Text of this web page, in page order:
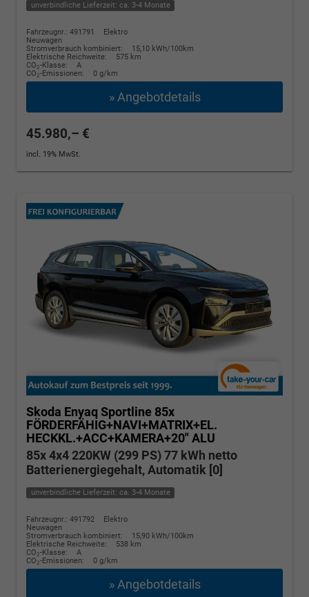
unverbindliche Lieferzeit: ca. 3-4 Monate
Fahrzeugnr.: 491791
Elektro
Neuwagen
Stromverbrauch kombiniert:
15,10 kWh/100km
Elektrische Reichweite:
575 km
CO2-Klasse:
A
CO2-Emissionen: 0 g/km
» Angebotdetails
45.980,– €
incl. 19% MwSt.
Skoda Enyaq Sportline 85x
FÖRDERFÄHIG+NAVI+MATRIX+EL.
HECKKL.+ACC+KAMERA+20" ALU
85x 4x4 220KW (299 PS) 77 kWh netto
Batterienergiegehalt, Automatik [0]
unverbindliche Lieferzeit: ca. 3-4 Monate
Fahrzeugnr.: 491792
Elektro
Neuwagen
Stromverbrauch kombiniert:
15,90 kWh/100km
Elektrische Reichweite:
538 km
CO2-Klasse:
A
CO2-Emissionen: 0 g/km
» Angebotdetails